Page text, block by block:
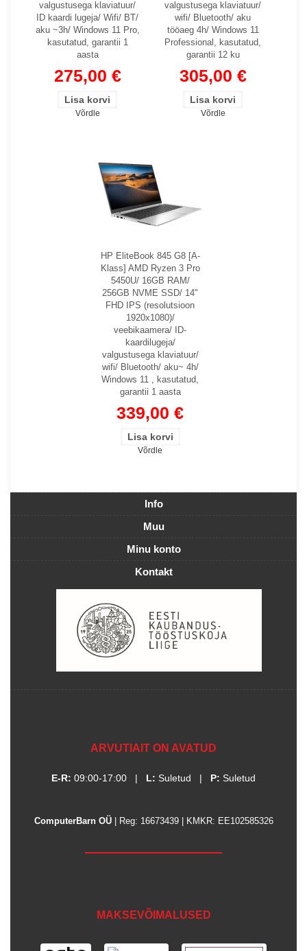
valgustusega klaviatuur/
ID kaardi lugeja/ Wifi/ BT/
aku ~3h/ Windows 11 Pro,
kasutatud, garantii 1
aasta
275,00 €
Võrdle
valgustusega klaviatuur/
wifi/ Bluetooth/ aku
tööaeg 4h/ Windows 11
Professional, kasutatud,
garantii 12 ku
305,00 €
Võrdle
HP EliteBook 845 G8 [A-
Klass] AMD Ryzen 3 Pro
5450U/ 16GB RAM/
256GB NVME SSD/ 14"
FHD IPS (resolutsioon
1920x1080)/
veebikaamera/ ID-
kaardilugeja/
valgustusega klaviatuur/
wifi/ Bluetooth/ aku~ 4h/
Windows 11 , kasutatud,
garantii 1 aasta
339,00 €
Võrdle
Info
Muu
Minu konto
Kontakt
ARVUTIAIT ON AVATUD
E-R: 09:00-17:00 | L: Suletud | P: Suletud
ComputerBarn OÜ| Reg: 16673439 | KMKR: EE102585326
MAKSEVÕIMALUSED